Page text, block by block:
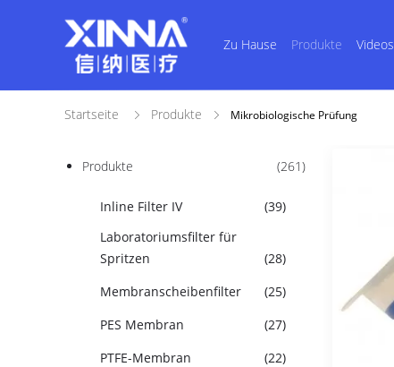
Zu Hause Produkte Videos
Startseite Produkte Mikrobiologische Prüfung
Produkte (261)
Inline Filter IV
(39)
Laboratoriumsfilter für
Spritzen
(28)
Membranscheibenfilter
(25)
PES Membran
(27)
PTFE-Membran
(22)